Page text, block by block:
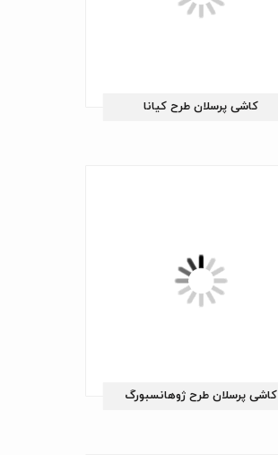
کاشی پرسلان طرح کیانا
کاشی پرسلان طرح ژوهانسبورگ